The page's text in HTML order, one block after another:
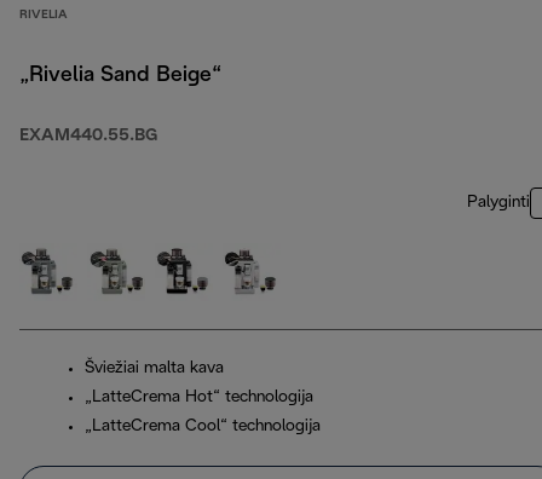
RIVELIA
„Rivelia Sand Beige“
EXAM440.55.BG
Palyginti
Šviežiai malta kava
„LatteCrema Hot“ technologija
„LatteCrema Cool“ technologija